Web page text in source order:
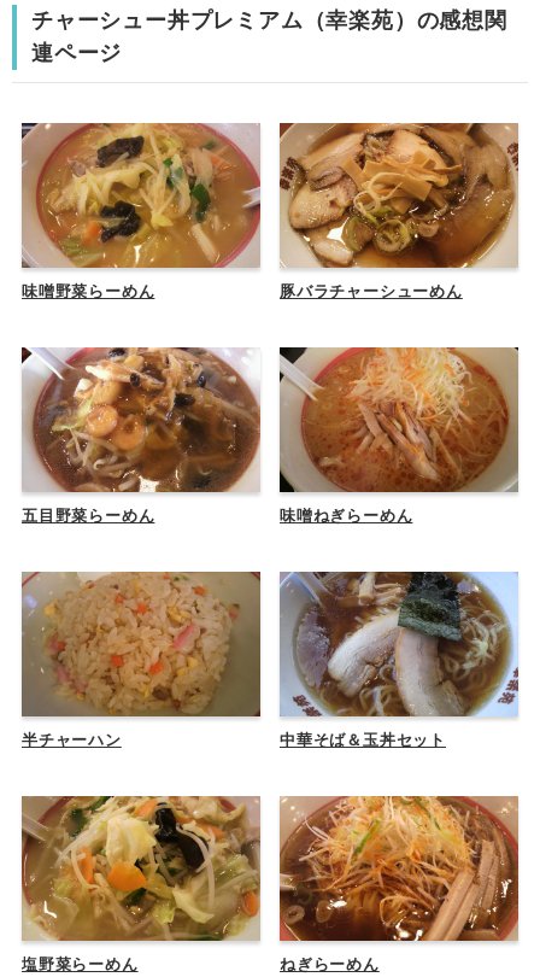
チャーシュー丼プレミアム（幸楽苑）の感想関
連ページ
味噌野菜らーめん 豚バラチャーシューめん
五目野菜らーめん 味噌ねぎらーめん
半チャーハン 中華そば＆玉丼セット
塩野菜らーめん ねぎらーめん